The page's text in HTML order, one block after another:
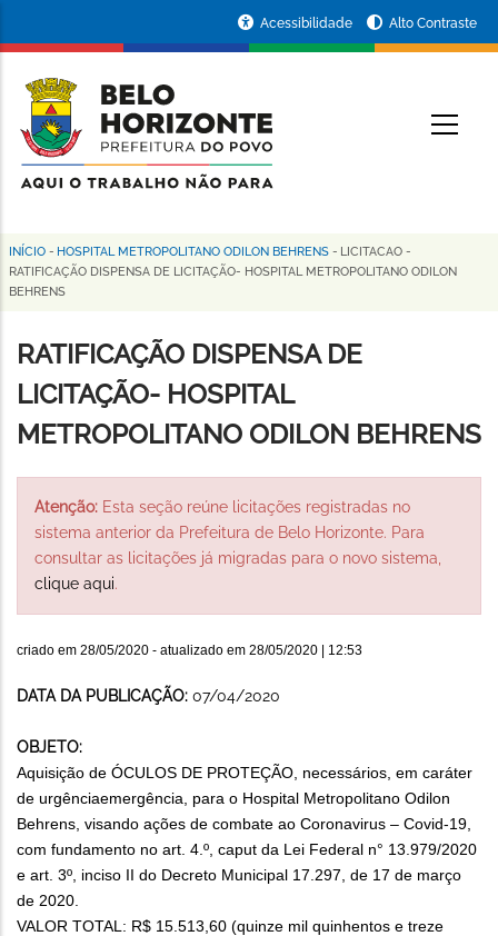
conteúdo
principal
da
Prefeitura
de
Horizonte
Acessibilidade Alto Contraste
Trilha
de
navegação
INÍCIO - HOSPITAL METROPOLITANO ODILON BEHRENS - LICITACAO -
RATIFICAÇÃO DISPENSA DE LICITAÇÃO- HOSPITAL METROPOLITANO ODILON
BEHRENS
RATIFICAÇÃO DISPENSA DE
LICITAÇÃO- HOSPITAL
METROPOLITANO ODILON BEHRENS
Atenção: Esta seção reúne licitações registradas no
sistema anterior da Prefeitura de Belo Horizonte. Para
consultar as licitações já migradas para o novo sistema,
clique aqui.
criado em 28/05/2020 - atualizado em 28/05/2020 | 12:53
DATA DA PUBLICAÇÃO: 07/04/2020
OBJETO:
Aquisição de ÓCULOS DE PROTEÇÃO, necessários, em caráter
de urgênciaemergência, para o Hospital Metropolitano Odilon
Behrens, visando ações de combate ao Coronavirus – Covid-19,
com fundamento no art. 4.º, caput da Lei Federal n° 13.979/2020
e art. 3º, inciso II do Decreto Municipal 17.297, de 17 de março
de 2020.
VALOR TOTAL: R$ 15.513,60 (quinze mil quinhentos e treze